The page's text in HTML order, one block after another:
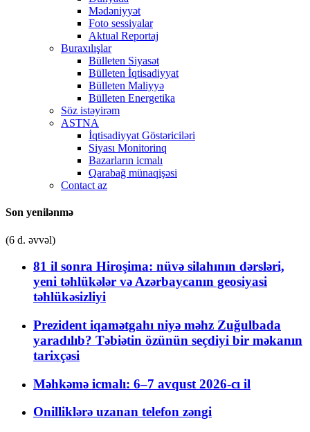
Mədəniyyət
Foto sessiyalar
Aktual Reportaj
Buraxılışlar
Bülleten Siyasət
Bülleten İqtisadiyyat
Bülleten Maliyyə
Bülleten Energetika
Söz istəyirəm
ASTNA
İqtisadiyyat Göstəriciləri
Siyası Monitorinq
Bazarların icmalı
Qarabağ münaqişəsi
Contact az
Son yenilənmə
(6 d. əvvəl)
81 il sonra Hiroşima: nüvə silahının dərsləri,
yeni təhlükələr və Azərbaycanın geosiyasi
təhlükəsizliyi
Prezident iqamətgahı niyə məhz Zuğulbada
yaradılıb? Təbiətin özünün seçdiyi bir məkanın
tarixçəsi
Məhkəmə icmalı: 6–7 avqust 2026-cı il
Onilliklərə uzanan telefon zəngi